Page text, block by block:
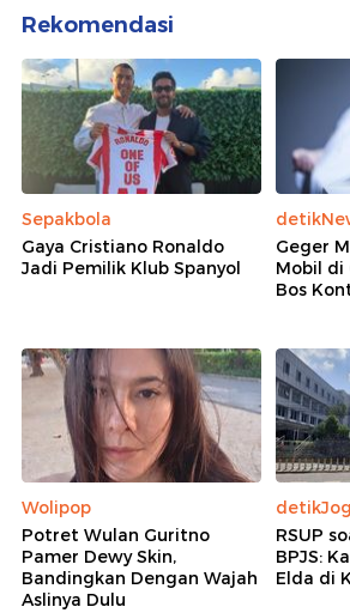
Rekomendasi
Sepakbola
Gaya Cristiano Ronaldo
Jadi Pemilik Klub Spanyol
Geger
Mobil di
Bos
Wolipop
Potret Wulan Guritno
Pamer Dewy Skin,
Bandingkan Dengan Wajah
Aslinya Dulu
RSUP
BPJS:
Elda di